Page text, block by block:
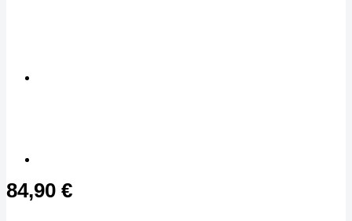
84,90 €